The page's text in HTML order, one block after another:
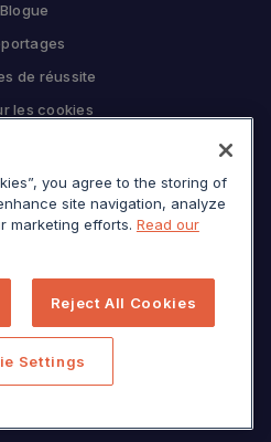
Blogue
de réussite
les cookies
Sojern
avec nous
Presse
confidentialité
you agree to the storing of
site navigation, analyze
marketing efforts. Read our
Reject All Cookies
Settings